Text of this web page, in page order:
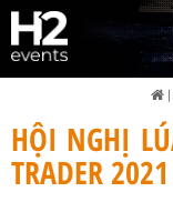
|
HỘI NGHỊ
TRADER 2021